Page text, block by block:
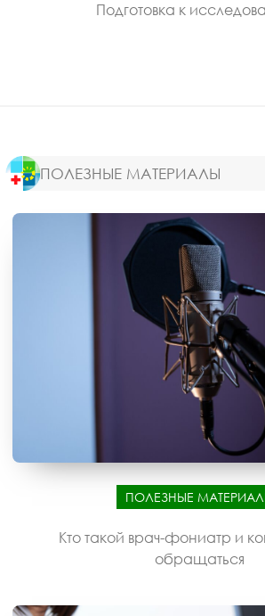
Подготовка к
ПОЛЕЗНЫЕ МАТЕРИАЛЫ
ПОЛЕЗНЫЕ
Кто такой врач-фониатр и
обращаться